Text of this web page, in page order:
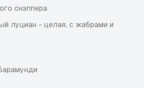
снэппера
луциан - целая, с жабрами и